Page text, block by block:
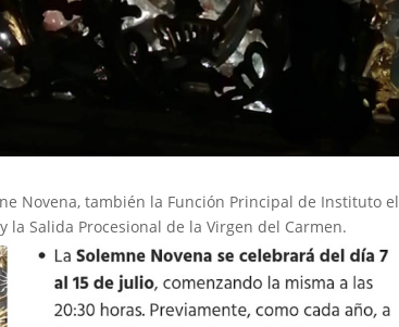
Novena, también la Función Principal de Instituto el
Salida Procesional de la Virgen del Carmen.